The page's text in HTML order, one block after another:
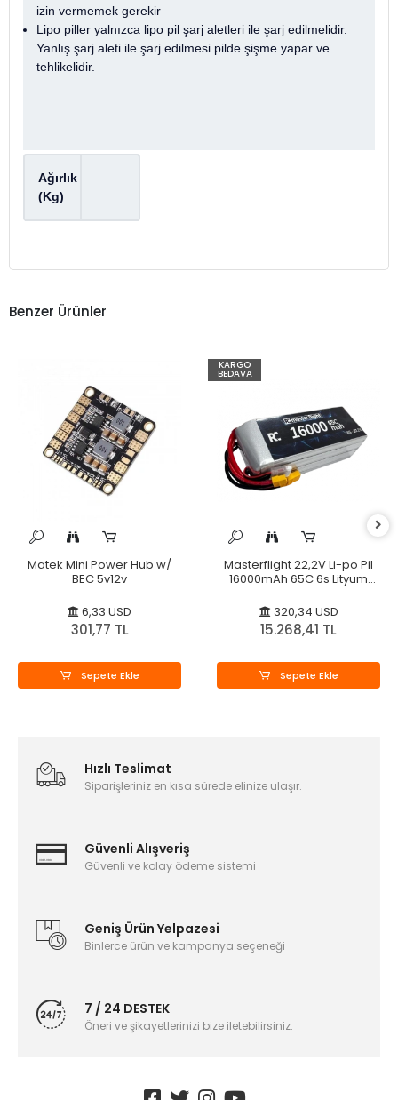
izin vermemek gerekir
Lipo piller yalnızca lipo pil şarj aletleri ile şarj edilmelidir.
Yanlış şarj aleti ile şarj edilmesi pilde şişme yapar ve
tehlikelidir.
Ağırlık
(Kg)
Benzer Ürünler
Matek Mini Power Hub w/
BEC 5v12v
6,33 USD
301,77 TL
Sepete Ekle
KARGO
BEDAVA
Masterflight 22,2V Li-po Pil
16000mAh 65C 6s Lityum
320,34 USD
15.268,41 TL
Sepete Ekle
Hızlı Teslimat
Siparişleriniz en kısa sürede elinize ulaşır.
Güvenli Alışveriş
Güvenli ve kolay ödeme sistemi
Geniş Ürün Yelpazesi
Binlerce ürün ve kampanya seçeneği
7 / 24 DESTEK
Öneri ve şikayetlerinizi bize iletebilirsiniz.